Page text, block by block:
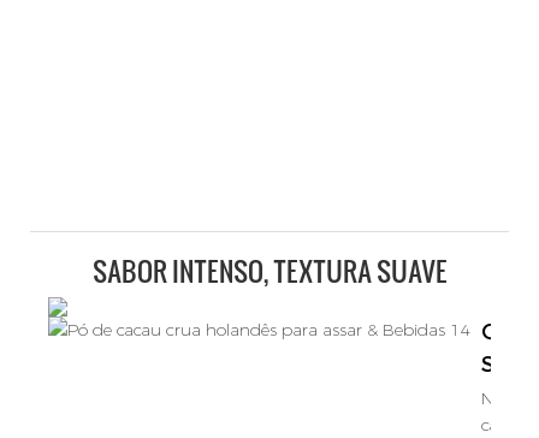
SABOR INTENSO, TEXTURA SUAVE
Nosso
cacau